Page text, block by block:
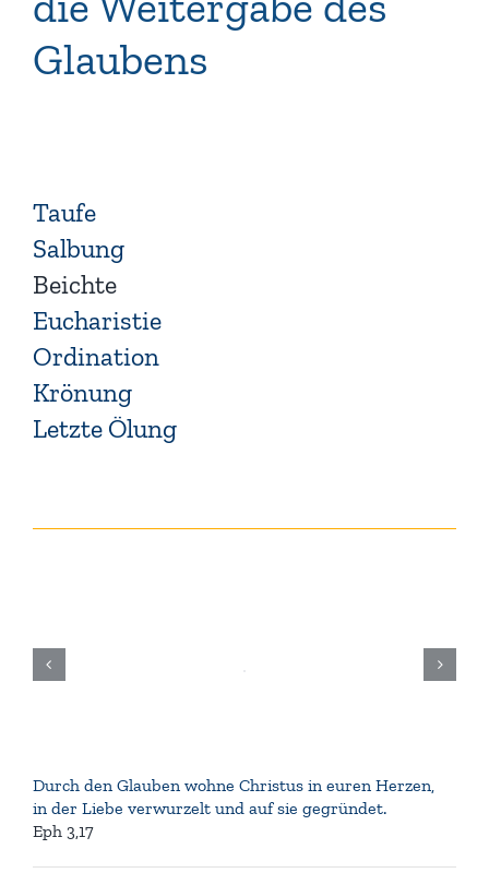
Glaubens
Taufe
Salbung
Beichte
Eucharistie
Ordination
Krönung
Letzte Ölung
Durch den Glauben wohne Christus in euren Herzen,
in der Liebe verwurzelt und auf sie gegründet.
Eph 3,17